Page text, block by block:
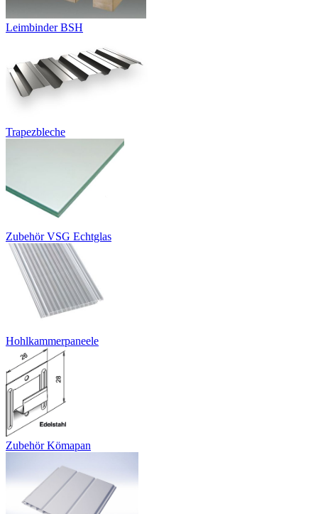
Leimbinder BSH
Trapezbleche
Zubehör VSG Echtglas
Hohlkammerpaneele
Zubehör Kömapan